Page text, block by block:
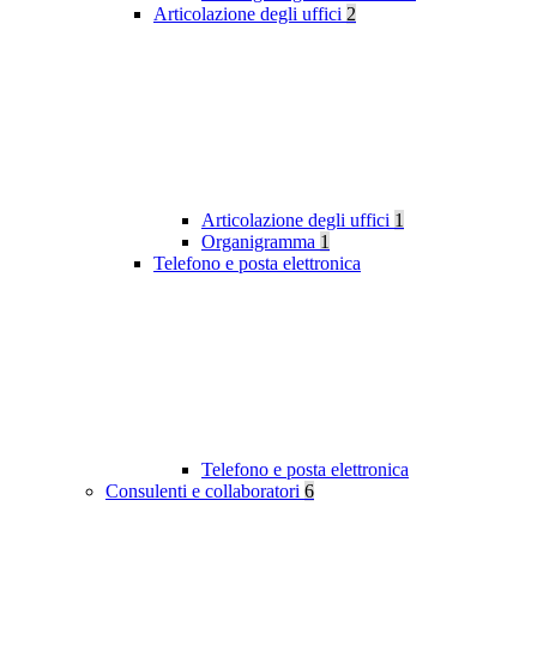
Articolazione degli uffici 2
Articolazione degli uffici 1
Organigramma 1
Telefono e posta elettronica
Telefono e posta elettronica
Consulenti e collaboratori 6